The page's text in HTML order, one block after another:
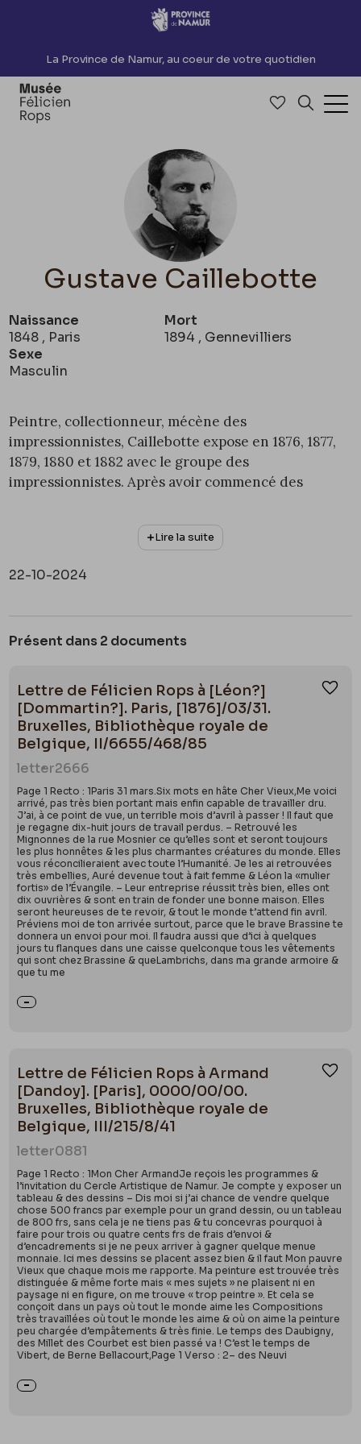
Accèder directement au contenu
La Province de Namur, au coeur de votre quotidien
Accéder à
Gustave Caillebotte
Naissance
1848 , Paris
Mort
1894 , Gennevilliers
Sexe
Masculin
Peintre, collectionneur, mécène des
impressionnistes, Caillebotte expose en 1876, 1877,
1879, 1880 et 1882 avec le groupe des
impressionnistes. Après avoir commencé des
académique Léon Bonnat. En 1873, il réussit
l’examen d’entrée de l’Ecole des Beaux-arts de
mort de son père, en 1874 d’une fortune
actuellement le plus célèbre s’intitule
orsay.fr/fr/oeuvres/raboteurs-de-parquet-105) et
est refusé au Salon officiel de 1875 à Paris. C’est sans
doute cette déception qui pousse Caillebotte à
s’entourer d’autres artistes de l’avant-garde dont il
devient un ami proche : Claude Monet (1840-1926)
dont il paie parfois le loyer de ses ateliers, Auguste
Renoir (1841-1919), à qui il achète leBal du Moulin de
la Galetteen 1876 ou encore Giuseppe De Nittis
(1846-1884) chez qui il va peindre sur le motif à
Naples (1872, 1876). Entre 1860 et 1879, Gustave et
son frère possède une belle demeure dans
l’Essonne, près de Paris, où il peint en plein air,
comme beaucoup d’autres impressionnistes.
Aujourd’hui, cette maison d’artiste est transformée
en centre d’art
propriete/gustave-caillebotte-447.html
passionné par le jardinage et le canotage, au même
titre que Félicien Rops qui s’intéresse à la botanique
et fonde en 1862 le Royal Club nautique de Sambre
et Meuse dans sa ville natale, Namur.
Rops. En 1876, lors de l’ouverture de l’Exposition des
Intransigeants, Rops écrit à son ami Léon
Dommartin : « C’est la nouvelle voie de la nouvelle
peinture. Il y a là un nommé Caillebotte, Carlebotte
ou Courtebotte, je ne sais plus comment, qui va
forcer l’avenir à lui tresser des couronnes, (comme
je disais en 1853 en parlant de Mlle Adèle Dullé) –
malgré son nom ridicule & impossible à retenir. Il a
peint un tableau qui a pour avant plan une assiette
pour second plan son frère qui déjeune & pour
arrière plan sa grand mère, qui est une vraie chose
Lire la suite
22-10-2024
Présent dans 2 documents
Lettre de Félicien Rops à [Léon?]
[Dommartin?]. Paris, [1876]/03/31.
Bruxelles, Bibliothèque royale de
Belgique, II/6655/468/85
letter2666
Page 1 Recto : 1Paris 31 mars.Six mots en hâte Cher Vieux,Me voici
arrivé, pas très bien portant mais enfin capable de travailler dru.
J’ai, à ce point de vue, un terrible mois d’avril à passer ! Il faut que
je regagne dix-huit jours de travail perdus. – Retrouvé les
Mignonnes de la rue Mosnier ce qu’elles sont et seront toujours
les plus honnêtes & les plus charmantes créatures du monde. Elles
vous réconcilieraient avec toute l’Humanité. Je les ai retrouvées
très embellies, Auré devenue tout à fait femme & Léon la «mulier
fortis» de l’Évangile. – Leur entreprise réussit très bien, elles ont
dix ouvrières & sont en train de fonder une bonne maison. Elles
seront heureuses de te revoir, & tout le monde t’attend fin avril.
Préviens moi de ton arrivée surtout, parce que le brave Brassine te
donnera un envoi pour moi. Il faudra aussi que d’ici à quelques
jours tu flanques dans une caisse quelconque tous les vêtements
qui sont chez Brassine & queLambrichs, dans ma grande armoire &
que tu me
Lettre de Félicien Rops à Armand
[Dandoy]. [Paris], 0000/00/00.
Bruxelles, Bibliothèque royale de
Belgique, III/215/8/41
letter0881
Page 1 Recto : 1Mon Cher ArmandJe reçois les programmes &
l’invitation du Cercle Artistique de Namur. Je compte y exposer un
tableau & des dessins – Dis moi si j’ai chance de vendre quelque
chose 500 francs par exemple pour un grand dessin, ou un tableau
de 800 frs, sans cela je ne tiens pas & tu concevras pourquoi à
faire pour trois ou quatre cents frs de frais d’envoi &
d’encadrements si je ne peux arriver à gagner quelque menue
monnaie. Ici mes dessins se placent assez bien & il faut Mon pauvre
Vieux que chaque mois me rapporte. Ma peinture est trouvée très
distinguée & même forte mais « mes sujets » ne plaisent ni en
paysage ni en figure, on me trouve « trop peintre ». Et cela se
conçoit dans un pays où tout le monde aime les Compositions
très travaillées où tout le monde les aime & où on aime la peinture
peu chargée d’empâtements & très finie. Le temps des Daubigny,
des Millet des Courbet est bien passé va ! C’est le temps de
Vibert, de Berne Bellacourt,Page 1 Verso : 2– des Neuvi